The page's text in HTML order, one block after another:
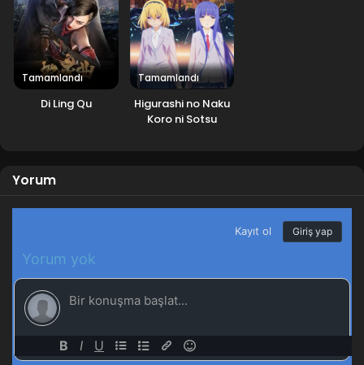
Tamamlandı
Di Ling Qu
Tamamlandı
Higurashi no Naku
Koro ni Sotsu
Yorum